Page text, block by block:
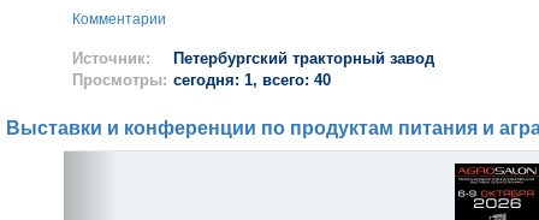
Комментарии
Источник:
Петербургский тракторный завод
Просмотры: сегодня: 1, всего: 40
Выставки и конференции по продуктам питания и